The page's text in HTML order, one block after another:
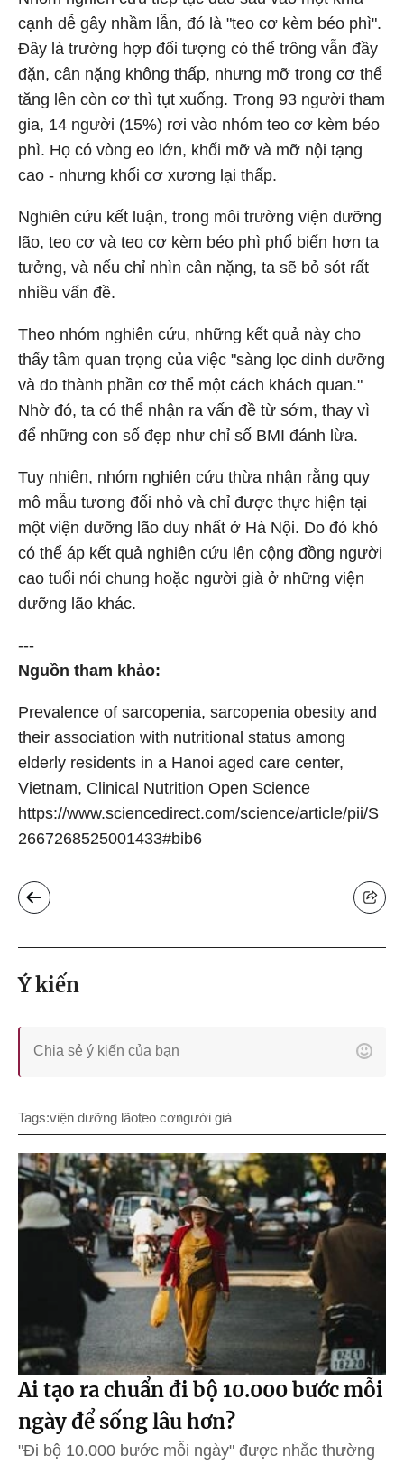
cạnh dễ gây nhầm lẫn, đó là "teo cơ kèm béo phì".
Đây là trường hợp đối tượng có thể trông vẫn đầy
đặn, cân nặng không thấp, nhưng mỡ trong cơ thể
tăng lên còn cơ thì tụt xuống. Trong 93 người tham
gia, 14 người (15%) rơi vào nhóm teo cơ kèm béo
phì. Họ có vòng eo lớn, khối mỡ và mỡ nội tạng
cao - nhưng khối cơ xương lại thấp.
Nghiên cứu kết luận, trong môi trường viện dưỡng
lão, teo cơ và teo cơ kèm béo phì phổ biến hơn ta
tưởng, và nếu chỉ nhìn cân nặng, ta sẽ bỏ sót rất
nhiều vấn đề.
Theo nhóm nghiên cứu, những kết quả này cho
thấy tầm quan trọng của việc "sàng lọc dinh dưỡng
và đo thành phần cơ thể một cách khách quan."
Nhờ đó, ta có thể nhận ra vấn đề từ sớm, thay vì
để những con số đẹp như chỉ số BMI đánh lừa.
Tuy nhiên, nhóm nghiên cứu thừa nhận rằng quy
mô mẫu tương đối nhỏ và chỉ được thực hiện tại
một viện dưỡng lão duy nhất ở Hà Nội. Do đó khó
có thể áp kết quả nghiên cứu lên cộng đồng người
cao tuổi nói chung hoặc người già ở những viện
dưỡng lão khác.
---
Nguồn tham khảo:
Prevalence of sarcopenia, sarcopenia obesity and
their association with nutritional status among
elderly residents in a Hanoi aged care center,
Vietnam, Clinical Nutrition Open Science
https://www.sciencedirect.com/science/article/pii/S
2667268525001433#bib6
Ý kiến
Tags:viện dưỡng lãoteo cơngười già
Ai tạo ra chuẩn đi bộ 10.000 bước mỗi
ngày để sống lâu hơn?
"Đi bộ 10.000 bước mỗi ngày" được nhắc thường